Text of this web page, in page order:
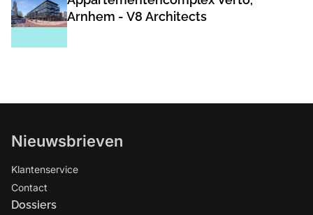
Arnhem - V8 Architects
Nieuwsbrieven
Klantenservice
Contact
Dossiers